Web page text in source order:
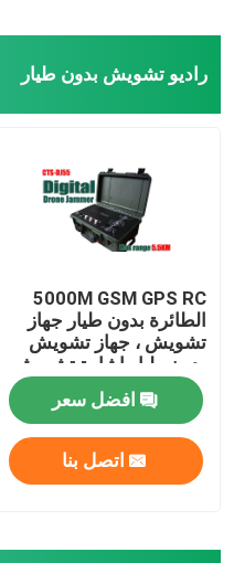
راديو تشويش بدون طيار
5000M GSM GPS RC
الطائرة بدون طيار جهاز
تشويش ، جهاز تشويش
بدون طيار إشارة تشويش
منخفض البطارية وظيفة
الإنذار
افضل سعر
اتصل بنا